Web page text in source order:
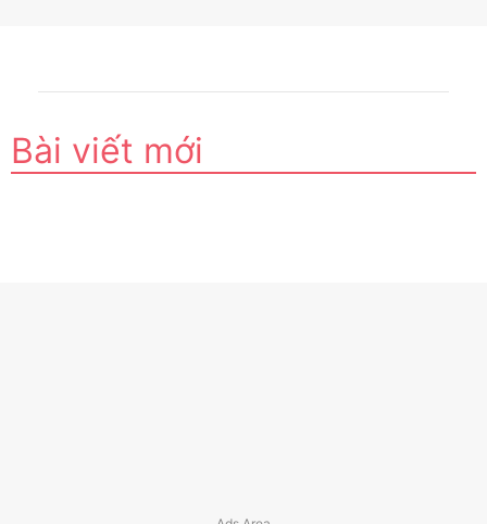
Bài viết mới